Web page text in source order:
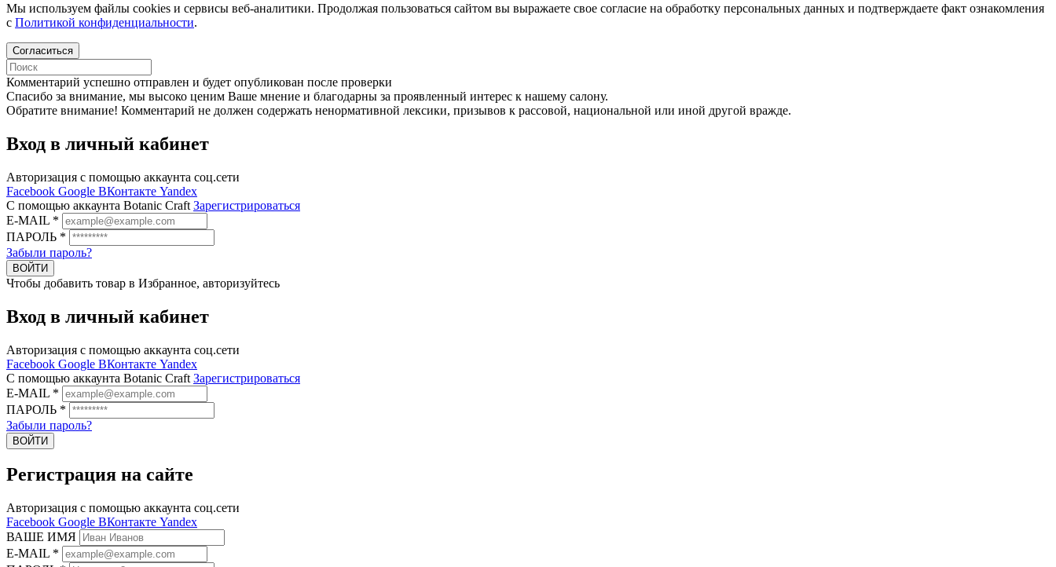
Мы используем файлы cookies и сервисы веб-аналитики. Продолжая пользоваться сайтом вы выражаете свое согласие на обработку персональных данных и подтверждаете факт ознакомления
с Политикой конфиденциальности.
Согласиться
Комментарий успешно отправлен и будет опубликован после проверки
Cпасибо за внимание, мы высоко ценим Ваше мнение и благодарны за проявленный интерес к нашему салону.
Обратите внимание! Комментарий не должен содержать ненормативной лексики, призывов к рассовой, национальной или иной другой вражде.
Вход в личный кабинет
Авторизация с помощью аккаунта соц.сети
Facebook Google ВКонтакте Yandex
C помощью аккаунта Botanic Craft Зарегистрироваться
E-MAIL *
ПАРОЛЬ *
Забыли пароль?
ВОЙТИ
Чтобы добавить товар в Избранное, авторизуйтесь
Вход в личный кабинет
Авторизация с помощью аккаунта соц.сети
Facebook Google ВКонтакте Yandex
C помощью аккаунта Botanic Craft Зарегистрироваться
E-MAIL *
ПАРОЛЬ *
Забыли пароль?
ВОЙТИ
Регистрация на сайте
Авторизация с помощью аккаунта соц.сети
Facebook Google ВКонтакте Yandex
ВАШЕ ИМЯ
E-MAIL *